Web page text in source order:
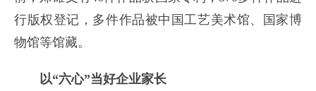
行版权登记，多件作品被中国工艺美术馆、国家博
物馆等馆藏。
以“六心”当好企业家长